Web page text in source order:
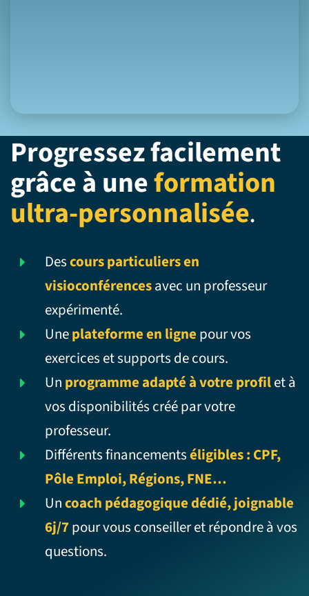
Progressez facilement
grâce à uneformation
ultra-personnalisée.
Descours particuliers en
visioconférencesavec un professeur
expérimenté.
Uneplateforme en ligne pour vos
exercices et supports de cours.
Un programme adapté à votre profilet à
vos disponibilités créé par votre
professeur.
Différents financementséligibles : CPF,
Pôle Emploi, Régions, FNE…
Uncoach pédagogique dédié, joignable
6j/7pour vous conseiller et répondre à vos
questions.